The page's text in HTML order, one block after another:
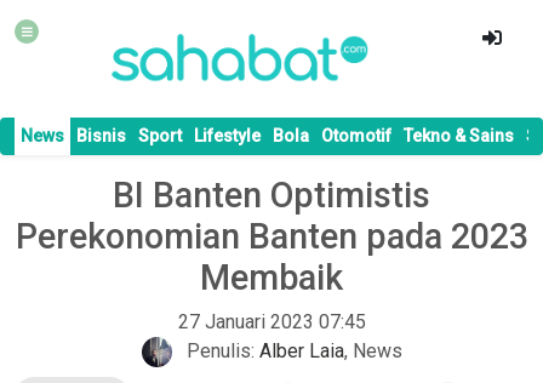
News Bisnis Sport Lifestyle Bola Otomotif Tekno & Sains
BI Banten Optimistis
Perekonomian Banten pada 2023
Membaik
27 Januari 2023 07:45
Penulis: Alber Laia, News